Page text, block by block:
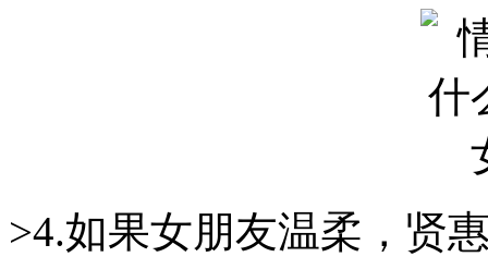
>4.如果女朋友温柔，贤